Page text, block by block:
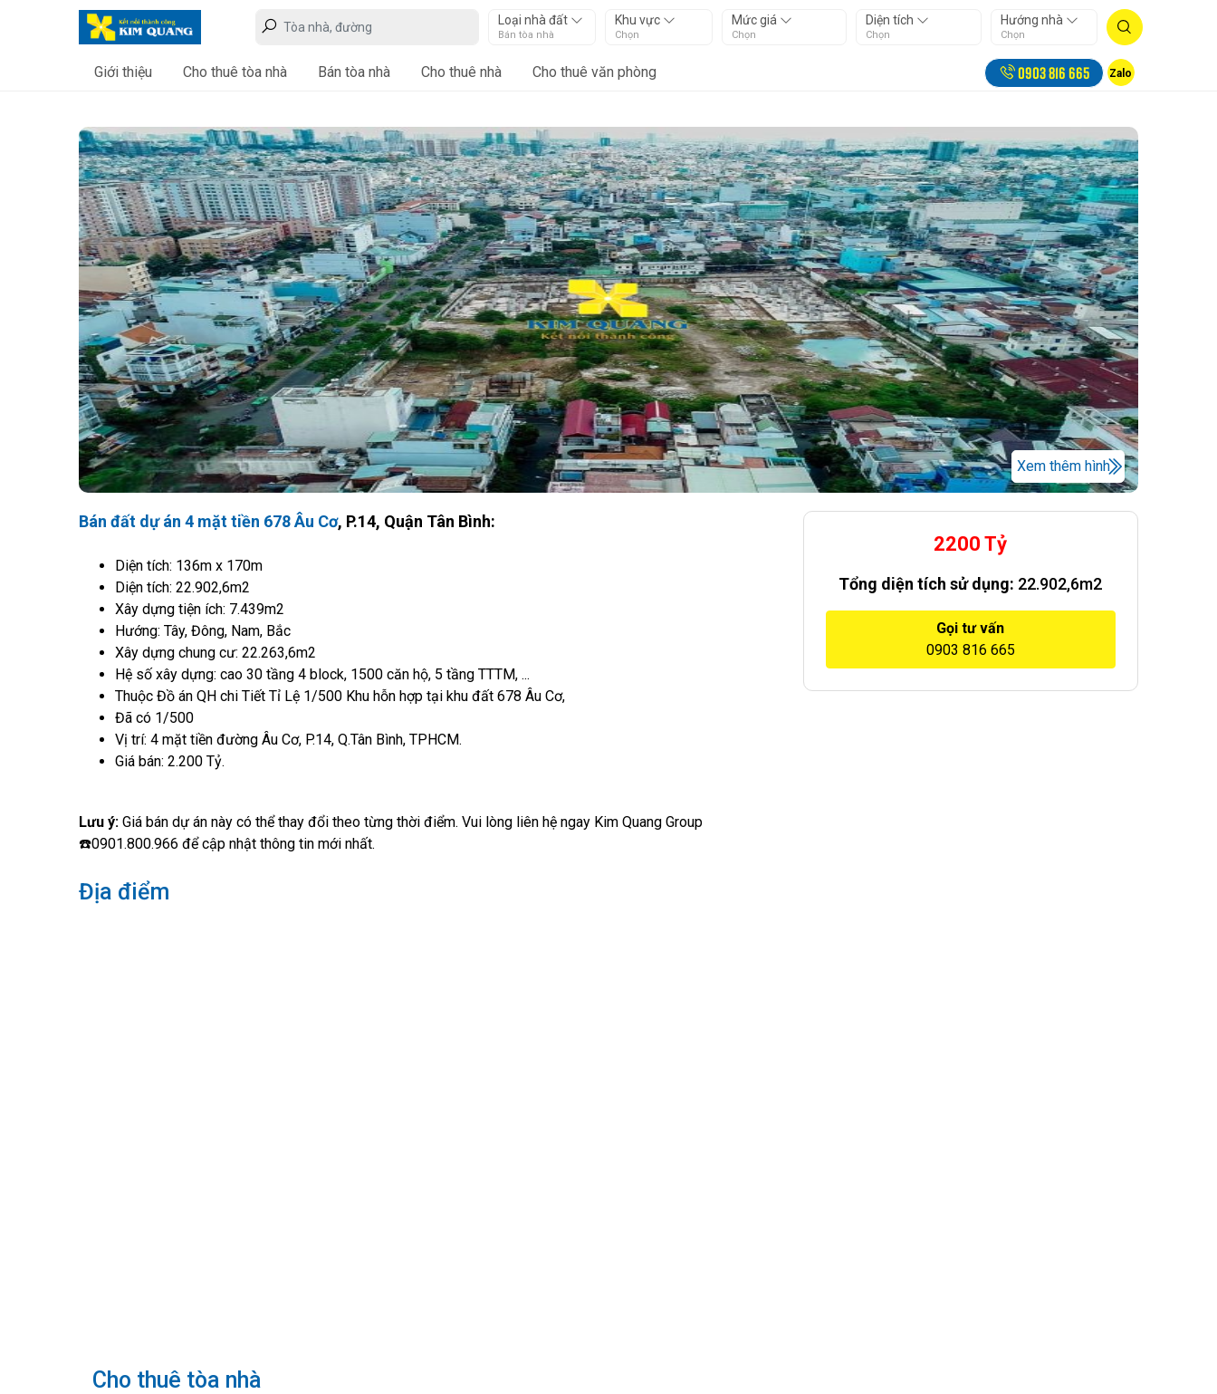
Loại nhà đất
Bán tòa nhà
Khu vực
Chọn
Mức giá
Chọn
Diện tích
Chọn
Hướng nhà
Chọn
Giới thiệu Cho thuê tòa nhà Bán tòa nhà Cho thuê nhà Cho thuê văn phòng 0903 816 665 Zalo
Xem thêm hình
Bán đất dự án 4 mặt tiền 678 Âu Cơ, P.14, Quận Tân Bình:
Diện tích: 136m x 170m
Diện tích: 22.902,6m2
Xây dựng tiện ích: 7.439m2
Hướng: Tây, Đông, Nam, Bắc
Xây dựng chung cư: 22.263,6m2
Hệ số xây dựng: cao 30 tầng 4 block, 1500 căn hộ, 5 tầng TTTM, ...
Thuộc Đồ án QH chi Tiết Tỉ Lệ 1/500 Khu hỗn hợp tại khu đất 678 Âu Cơ,
Đã có 1/500
Vị trí: 4 mặt tiền đường Âu Cơ, P.14, Q.Tân Bình, TPHCM.
Giá bán: 2.200 Tỷ.
Lưu ý: Giá bán dự án này có thể thay đổi theo từng thời điểm. Vui lòng liên hệ ngay Kim Quang Group
☎️0901.800.966 để cập nhật thông tin mới nhất.
2200 Tỷ
Tổng diện tích sử dụng: 22.902,6m2
Gọi tư vấn
0903 816 665
Địa điểm
Cho thuê tòa nhà